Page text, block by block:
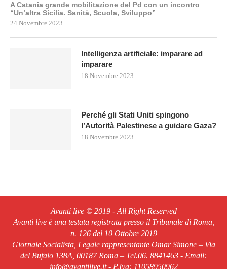
A Catania grande mobilitazione del Pd con un incontro
“Un’altra Sicilia. Sanità, Scuola, Sviluppo”
24 Novembre 2023
Intelligenza artificiale: imparare ad
imparare
18 Novembre 2023
Perché gli Stati Uniti spingono
l’Autorità Palestinese a guidare Gaza?
18 Novembre 2023
Avanti live © 2019 - All Right Reserved
Avanti live è una testata registrata presso il Tribunale di Roma,
n. 126 del 10 Ottobre 2019
Giornale Socialista, Legale rappresentante Omar Simone – Via
del Bufalo 138A, 00187 Roma – Tel.06. 8841463 - Email:
info@avantilive.it - P.Iva: 11058950962